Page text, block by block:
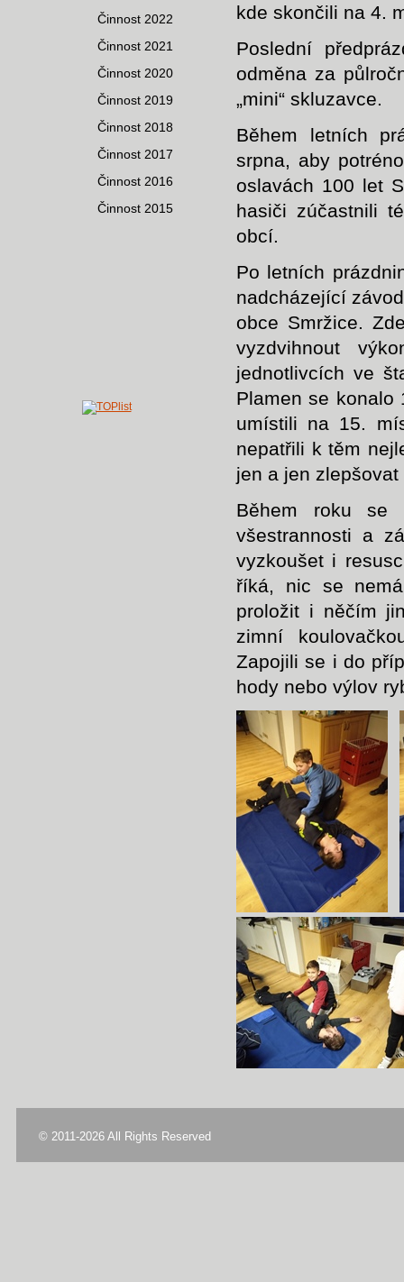
kde skončili na 4.
Poslední
odměna za
„mini“ skluzavce.
Během letních
srpna, aby
oslavách 100 let
hasiči zúčastnili
obcí.
Po letních
nadcházející
obce Smržice.
vyzdvihnout
jednotlivcích ve
Plamen se konalo
umístili na 15.
nepatřili k těm
jen a jen
Během roku se
všestrannosti a
vyzkoušet i
říká, nic se
proložit i něčím
zimní
Zapojili se i do
hody nebo výlov
Činnost 2022
Činnost 2021
Činnost 2020
Činnost 2019
Činnost 2018
Činnost 2017
Činnost 2016
Činnost 2015
© 2011-2026 All Rights Reserved